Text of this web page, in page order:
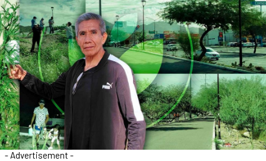
- Advertisement -